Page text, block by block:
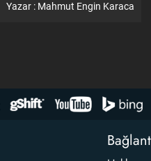
Yazar : Mahmut Engin Karaca